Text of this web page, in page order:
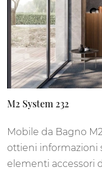
M2 System 232
Mobile da Bagno
ottieni informazioni
elementi accessori